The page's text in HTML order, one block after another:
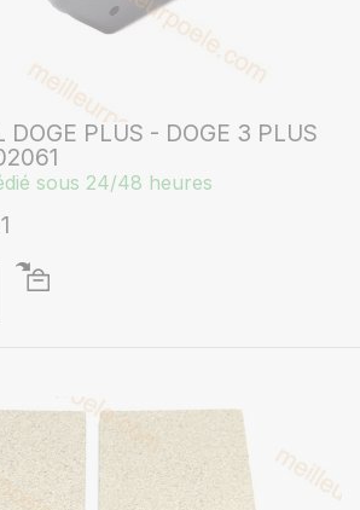
DOGE PLUS - DOGE 3 PLUS
sous 24/48 heures